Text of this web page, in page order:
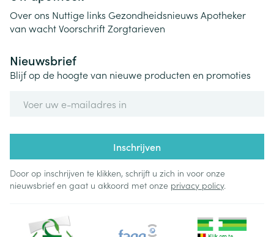
Over ons Nuttige links Gezondheidsnieuws Apotheker
van wachtVoorschriftZorgtarieven
Nieuwsbrief
Blijf op de hoogte van nieuwe producten en promoties
Inschrijven
Door op inschrijven te klikken, schrijft u zich in voor onze
nieuwsbrief en gaat u akkoord met onze privacy policy.